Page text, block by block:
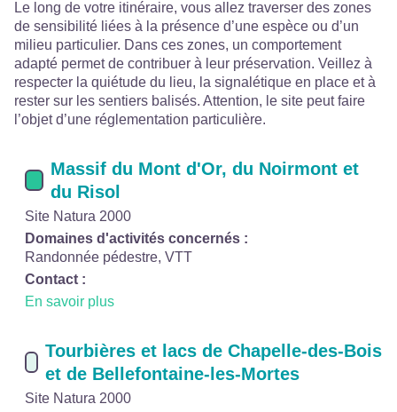
Le long de votre itinéraire, vous allez traverser des zones
de sensibilité liées à la présence d’une espèce ou d’un
milieu particulier. Dans ces zones, un comportement
adapté permet de contribuer à leur préservation. Veillez à
respecter la quiétude du lieu, la signalétique en place et à
rester sur les sentiers balisés. Attention, le site peut faire
l’objet d’une réglementation particulière.
Massif du Mont d'Or, du Noirmont et
du Risol
Site Natura 2000
Domaines d'activités concernés :
Randonnée pédestre, VTT
Contact :
En savoir plus
Tourbières et lacs de Chapelle-des-Bois
et de Bellefontaine-les-Mortes
Site Natura 2000